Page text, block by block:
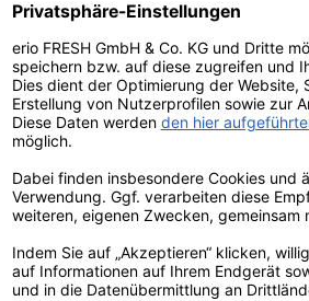
Perfekt auch für kleine Räumlichkeiten,
› langanhaltende kleine